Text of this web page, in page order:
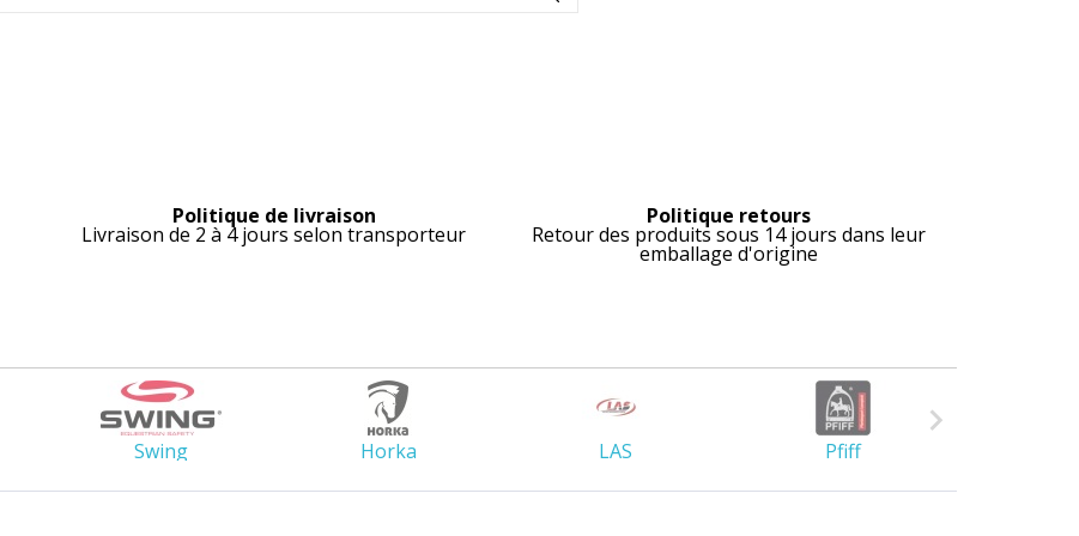
Politique de livraison
Livraison de 2 à 4 jours selon transporteur
Politique retours
Retour des produits sous 14 jours dans leur
emballage d'origine
Swing Horka LAS Pfiff
